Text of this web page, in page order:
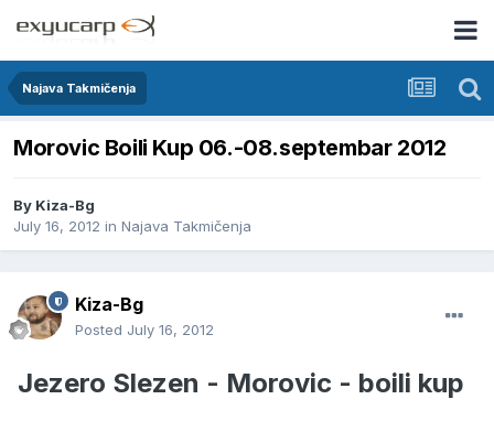
Najava Takmičenja
Morovic Boili Kup 06.-08.septembar 2012
By Kiza-Bg
July 16, 2012 in Najava Takmičenja
Kiza-Bg
Posted July 16, 2012
Jezero Slezen - Morovic - boili kup